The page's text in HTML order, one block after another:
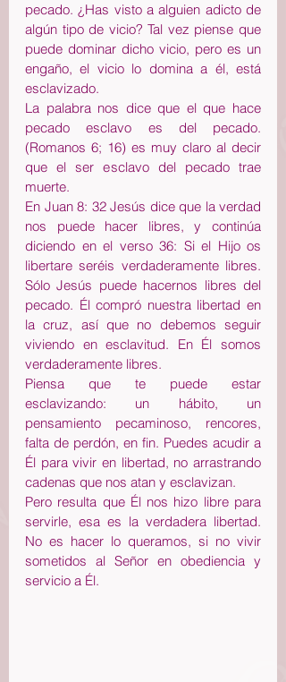
pecado. ¿Has visto a alguien adicto de
algún tipo de vicio? Tal vez piense que
puede dominar dicho vicio, pero es un
engaño, el vicio lo domina a él, está
esclavizado.
La palabra nos dice que el que hace
pecado esclavo es del pecado.
(Romanos 6; 16) es muy claro al decir
que el ser esclavo del pecado trae
muerte.
En Juan 8: 32 Jesús dice que la verdad
nos puede hacer libres, y continúa
diciendo en el verso 36: Si el Hijo os
libertare seréis verdaderamente libres.
Sólo Jesús puede hacernos libres del
pecado. Él compró nuestra libertad en
la cruz, así que no debemos seguir
viviendo en esclavitud. En Él somos
verdaderamente libres.
Piensa que te puede estar
esclavizando: un hábito, un
pensamiento pecaminoso, rencores,
falta de perdón, en fin. Puedes acudir a
Él para vivir en libertad, no arrastrando
cadenas que nos atan y esclavizan.
Pero resulta que Él nos hizo libre para
servirle, esa es la verdadera libertad.
No es hacer lo queramos, si no vivir
sometidos al Señor en obediencia y
servicio a Él.